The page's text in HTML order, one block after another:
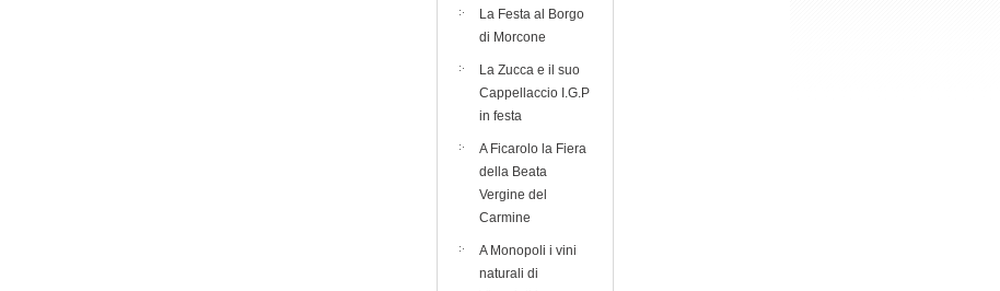
La Festa al Borgo
di Morcone
La Zucca e il suo
Cappellaccio I.G.P
in festa
A Ficarolo la Fiera
della Beata
Vergine del
Carmine
A Monopoli i vini
naturali di